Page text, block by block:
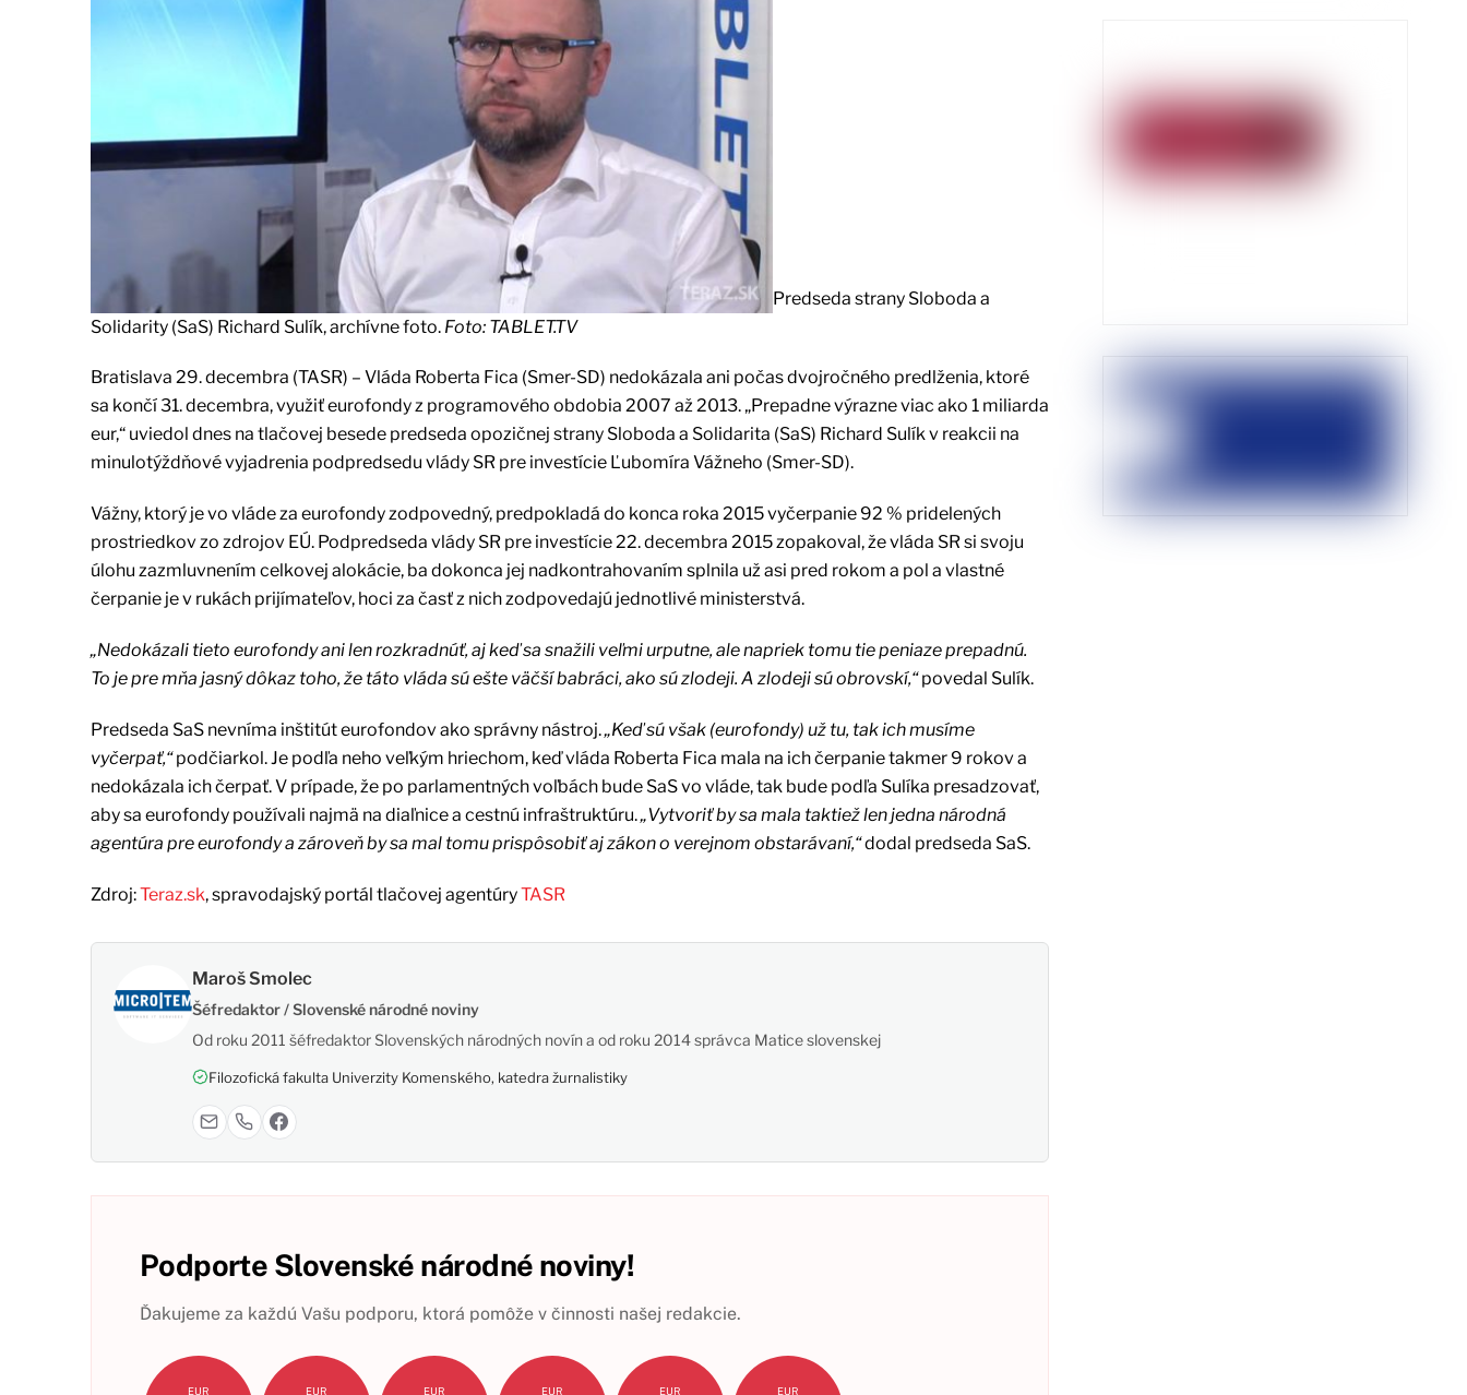
Predseda strany Sloboda a
Solidarity (SaS) Richard Sulík, archívne foto. Foto: TABLET.TV
Bratislava 29. decembra (TASR) – Vláda Roberta Fica (Smer-SD) nedokázala ani počas dvojročného predlženia, ktoré
sa končí 31. decembra, využiť eurofondy z programového obdobia 2007 až 2013. „Prepadne výrazne viac ako 1 miliarda
eur,“ uviedol dnes na tlačovej besede predseda opozičnej strany Sloboda a Solidarita (SaS) Richard Sulík v reakcii na
minulotýždňové vyjadrenia podpredsedu vlády SR pre investície Ľubomíra Vážneho (Smer-SD).
Vážny, ktorý je vo vláde za eurofondy zodpovedný, predpokladá do konca roka 2015 vyčerpanie 92 % pridelených
prostriedkov zo zdrojov EÚ. Podpredseda vlády SR pre investície 22. decembra 2015 zopakoval, že vláda SR si svoju
úlohu zazmluvnením celkovej alokácie, ba dokonca jej nadkontrahovaním splnila už asi pred rokom a pol a vlastné
čerpanie je v rukách prijímateľov, hoci za časť z nich zodpovedajú jednotlivé ministerstvá.
„Nedokázali tieto eurofondy ani len rozkradnúť, aj keď sa snažili veľmi urputne, ale napriek tomu tie peniaze prepadnú.
To je pre mňa jasný dôkaz toho, že táto vláda sú ešte väčší babráci, ako sú zlodeji. A zlodeji sú obrovskí,“povedal Sulík.
Predseda SaS nevníma inštitút eurofondov ako správny nástroj.„Keď sú však (eurofondy) už tu, tak ich musíme
vyčerpať,“podčiarkol. Je podľa neho veľkým hriechom, keď vláda Roberta Fica mala na ich čerpanie takmer 9 rokov a
nedokázala ich čerpať. V prípade, že po parlamentných voľbách bude SaS vo vláde, tak bude podľa Sulíka presadzovať,
aby sa eurofondy používali najmä na diaľnice a cestnú infraštruktúru.„Vytvoriť by sa mala taktiež len jedna národná
agentúra pre eurofondy a zároveň by sa mal tomu prispôsobiť aj zákon o verejnom obstarávaní,“dodal predseda SaS.
Zdroj:Teraz.sk, spravodajský portál tlačovej agentúryTASR
Maroš Smolec
Šéfredaktor / Slovenské národné noviny
Od roku 2011 šéfredaktor Slovenských národných novín a od roku 2014 správca Matice slovenskej
Filozofická fakulta Univerzity Komenského, katedra žurnalistiky
Podporte Slovenské národné noviny!
Ďakujeme za každú Vašu podporu, ktorá pomôže v činnosti našej redakcie.
EUR EUR EUR EUR EUR EUR